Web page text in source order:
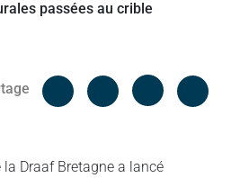
Facebook
Draaf Bretagne a lancé